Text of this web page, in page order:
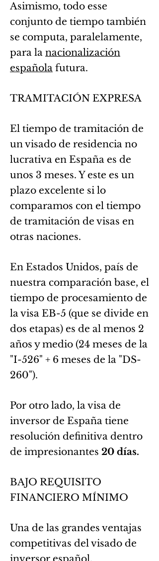
Asimismo, todo esse
conjunto de tiempo también
se computa, paralelamente,
para la nacionalización
española futura.
TRAMITACIÓN EXPRESA
El tiempo de tramitación de
un visado de residencia no
lucrativa en España es de
unos 3 meses. Y este es un
plazo excelente si lo
comparamos con el tiempo
de tramitación de visas en
otras naciones.
En Estados Unidos, país de
nuestra comparación base, el
tiempo de procesamiento de
la visa EB-5 (que se divide en
dos etapas) es de al menos 2
años y medio (24 meses de la
"I-526" + 6 meses de la "DS-
260").
Por otro lado, la visa de
inversor de España tiene
resolución definitiva dentro
de impresionantes 20 días.
BAJO REQUISITO
FINANCIERO MÍNIMO
Una de las grandes ventajas
competitivas del visado de